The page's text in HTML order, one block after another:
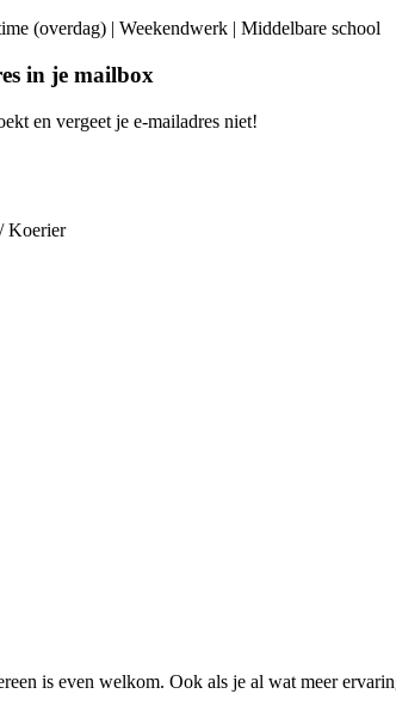
(overdag) | Weekendwerk | Middelbare school
in je mailbox
en vergeet je e-mailadres niet!
Koerier
is even welkom. Ook als je al wat meer